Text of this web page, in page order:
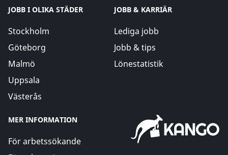
JOBB I OLIKA STÄDER
Stockholm
Göteborg
Malmö
Uppsala
Västerås
JOBB & KARRIÄR
Lediga jobb
Jobb & tips
Lönestatistik
MER INFORMATION
För arbetssökande